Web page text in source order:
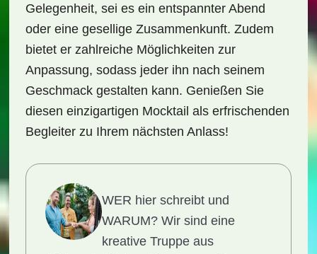
Gelegenheit, sei es ein entspannter Abend
oder eine gesellige Zusammenkunft. Zudem
bietet er zahlreiche Möglichkeiten zur
Anpassung, sodass jeder ihn nach seinem
Geschmack gestalten kann. Genießen Sie
diesen einzigartigen Mocktail als erfrischenden
Begleiter zu Ihrem nächsten Anlass!
WER hier schreibt und
WARUM?Wir sind eine
kreative Truppe aus